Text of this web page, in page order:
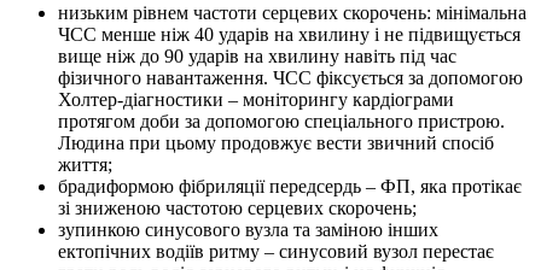
низьким рівнем частоти серцевих скорочень: мінімальна
ЧСС менше ніж 40 ударів на хвилину і не підвищується
вище ніж до 90 ударів на хвилину навіть під час
фізичного навантаження. ЧСС фіксується за допомогою
Холтер-діагностики – моніторингу кардіограми
протягом доби за допомогою спеціального пристрою.
Людина при цьому продовжує вести звичний спосіб
життя;
брадиформою фібриляції передсердь – ФП, яка протікає
зі зниженою частотою серцевих скорочень;
зупинкою синусового вузла та заміною інших
ектопічних водіїв ритму – синусовий вузол перестає